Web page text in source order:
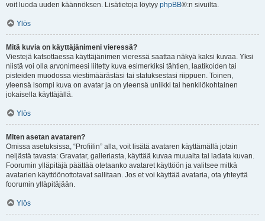
voit luoda uuden käännöksen. Lisätietoja löytyy phpBB®:n sivuilta.
Ylös
Mitä kuvia on käyttäjänimeni vieressä?
Viestejä katsottaessa käyttäjänimen vieressä saattaa näkyä kaksi kuvaa. Yksi
niistä voi olla arvonimeesi liitetty kuva esimerkiksi tähtien, laatikoiden tai
pisteiden muodossa viestimäärästäsi tai statuksestasi riippuen. Toinen,
yleensä isompi kuva on avatar ja on yleensä uniikki tai henkilökohtainen
jokaisella käyttäjällä.
Ylös
Miten asetan avataren?
Omissa asetuksissa, “Profiilin” alla, voit lisätä avataren käyttämällä jotain
neljästä tavasta: Gravatar, galleriasta, käyttää kuvaa muualta tai ladata kuvan.
Foorumin ylläpitäjä päättää otetaanko avataret käyttöön ja valitsee mitkä
avatarien käyttöönottotavat sallitaan. Jos et voi käyttää avataria, ota yhteyttä
foorumin ylläpitäjään.
Ylös